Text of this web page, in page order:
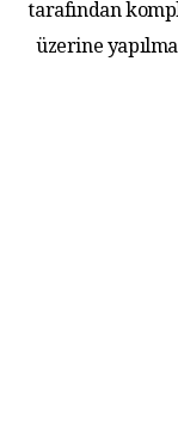
tarafından
üzerine